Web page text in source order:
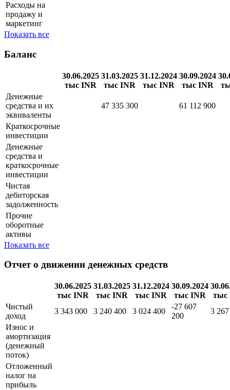
Расходы на
продажу и
маркетинг
Показать все
Баланс
30.06.2025
тыс INR
31.03.2025
тыс INR
31.12.2024
тыс INR
30.09.2024
тыс INR
Денежные
средства и их
эквиваленты
47 335 300 61 112 900
Краткосрочные
инвестиции
Денежные
средства и
краткосрочные
инвестиции
Чистая
дебиторская
задолженность
Прочие
оборотные
активы
Показать все
Отчет о движении денежных средств
30.06.2025
тыс INR
31.03.2025
тыс INR
31.12.2024
тыс INR
30.09.2024
тыс INR
тыс
Чистый
доход
3 343 000 3 240 400 3 024 400
-27 607
200
3
Износ и
амортизация
(денежный
поток)
Отложенный
налог на
прибыль